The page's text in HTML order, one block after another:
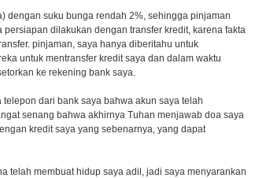
dengan suku bunga rendah 2%, sehingga pinjaman
dilakukan dengan transfer kredit, karena fakta
pinjaman, saya hanya diberitahu untuk
untuk mentransfer kredit saya dan dalam waktu
ke rekening bank saya.
dari bank saya bahwa akun saya telah
senang bahwa akhirnya Tuhan menjawab doa saya
kredit saya yang sebenarnya, yang dapat
telah membuat hidup saya adil, jadi saya menyarankan